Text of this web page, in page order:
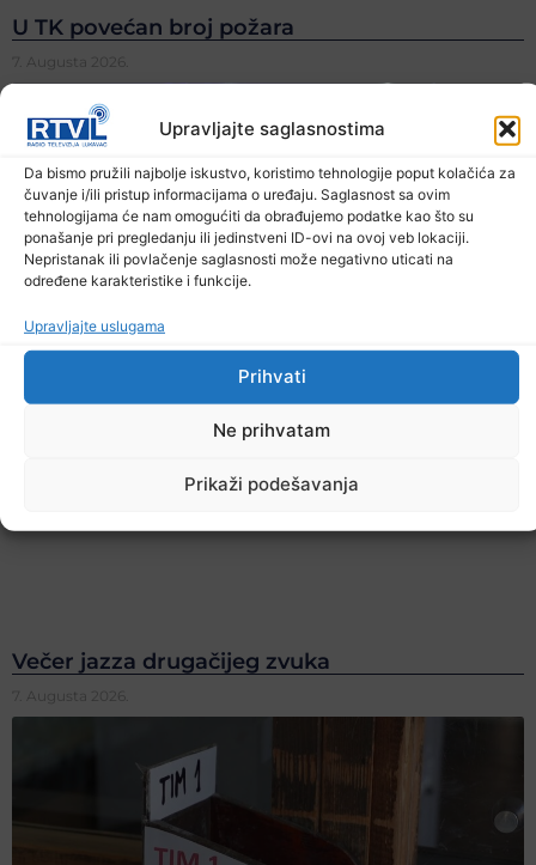
Upravljajte saglasnostima
Da bismo pružili najbolje iskustvo, koristimo tehnologije poput kolačića za
čuvanje i/ili pristup informacijama o uređaju. Saglasnost sa ovim
tehnologijama će nam omogućiti da obrađujemo podatke kao što su
ponašanje pri pregledanju ili jedinstveni ID-ovi na ovoj veb lokaciji.
Nepristanak ili povlačenje saglasnosti može negativno uticati na
određene karakteristike i funkcije.
Upravljajte uslugama
Prihvati
Ne prihvatam
Prikaži podešavanja
U TK povećan broj požara
7. Augusta 2026.
Večer jazza drugačijeg zvuka
7. Augusta 2026.